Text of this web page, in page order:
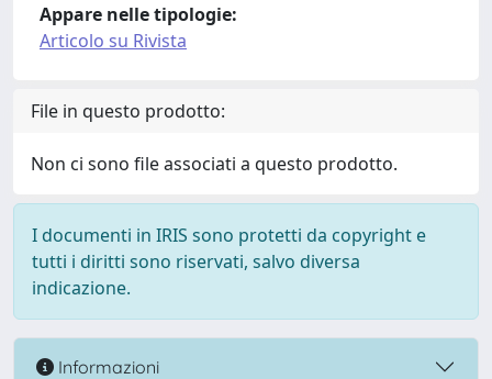
Appare nelle tipologie:
Articolo su Rivista
File in questo prodotto:
Non ci sono file associati a questo prodotto.
I documenti in IRIS sono protetti da copyright e
tutti i diritti sono riservati, salvo diversa
indicazione.
Informazioni